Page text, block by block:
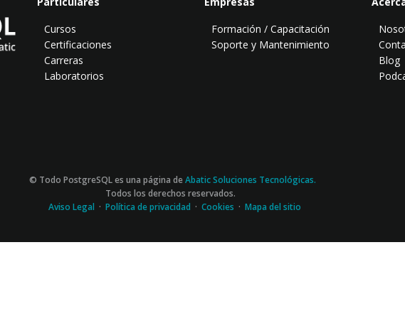
Cursos
Certificaciones
Carreras
Laboratorios
Formación / Capacitación
Soporte y Mantenimiento
Blog
© Todo PostgreSQL es una página deAbatic Soluciones Tecnológicas.
Todos los derechos reservados.
Aviso Legal · Política de privacidad · Cookies · Mapa del sitio